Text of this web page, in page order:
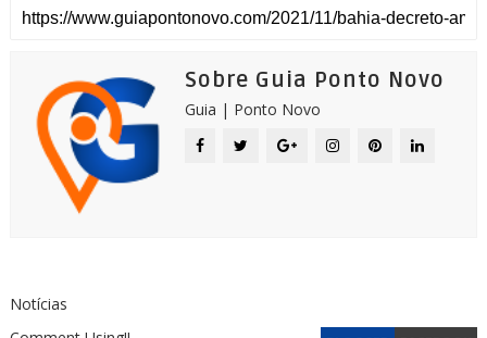
Sobre Guia Ponto Novo
Guia | Ponto Novo
Notícias